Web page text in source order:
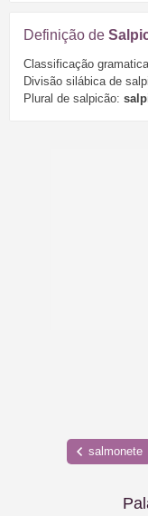
Definição de
Classificação
Divisão silábica de
Plural de salpicão:
salmonete